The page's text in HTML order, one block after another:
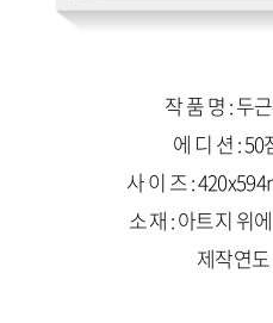
작 품 명 : 두
에 디 션 :
사 이 즈 :
소 재 : 아트지 위
제작연